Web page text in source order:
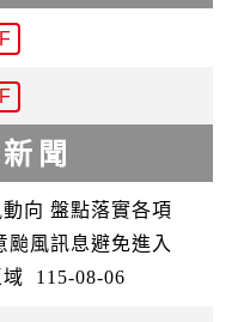
聞
向 盤點落實各項
颱風訊息避免進入
115-08-06